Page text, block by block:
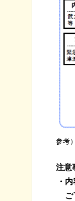
参考
注意
・内
ご了